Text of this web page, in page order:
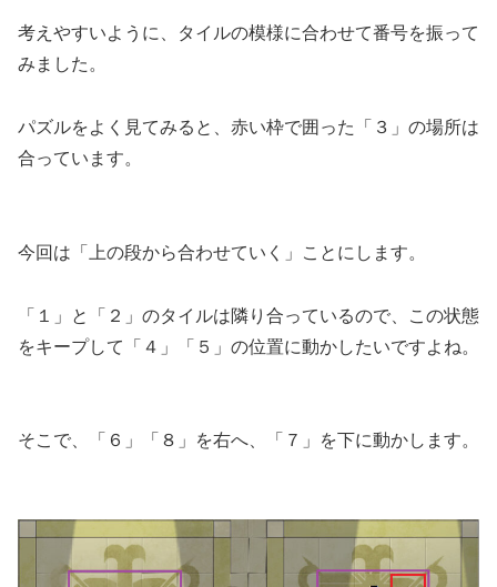
考えやすいように、タイルの模様に合わせて番号を振って
みました。
パズルをよく見てみると、赤い枠で囲った「３」の場所は
合っています。
今回は「上の段から合わせていく」ことにします。
「１」と「２」のタイルは隣り合っているので、この状態
をキープして「４」「５」の位置に動かしたいですよね。
そこで、「６」「８」を右へ、「７」を下に動かします。